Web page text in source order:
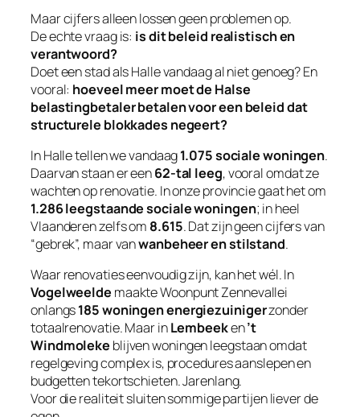
Maar cijfers alleen lossen geen problemen op.
De echte vraag is: is dit beleid realistisch en
verantwoord?
Doet een stad als Halle vandaag al niet genoeg? En
vooral: hoeveel meer moet de Halse
belastingbetaler betalen voor een beleid dat
structurele blokkades negeert?
In Halle tellen we vandaag1.075 sociale woningen.
Daarvan staan er een62-tal leeg, vooral omdat ze
wachten op renovatie. In onze provincie gaat het om
1.286 leegstaande sociale woningen; in heel
Vlaanderen zelfs om 8.615. Dat zijn geen cijfers van
“gebrek”, maar vanwanbeheer en stilstand.
Waar renovaties eenvoudig zijn, kan het wél. In
Vogelweelde maakte Woonpunt Zennevallei
onlangs185 woningen energiezuinigerzonder
totaalrenovatie. Maar inLembeeken’t
Windmoleke blijven woningen leegstaan omdat
regelgeving complex is, procedures aanslepen en
budgetten tekortschieten. Jarenlang.
Voor die realiteit sluiten sommige partijen liever de